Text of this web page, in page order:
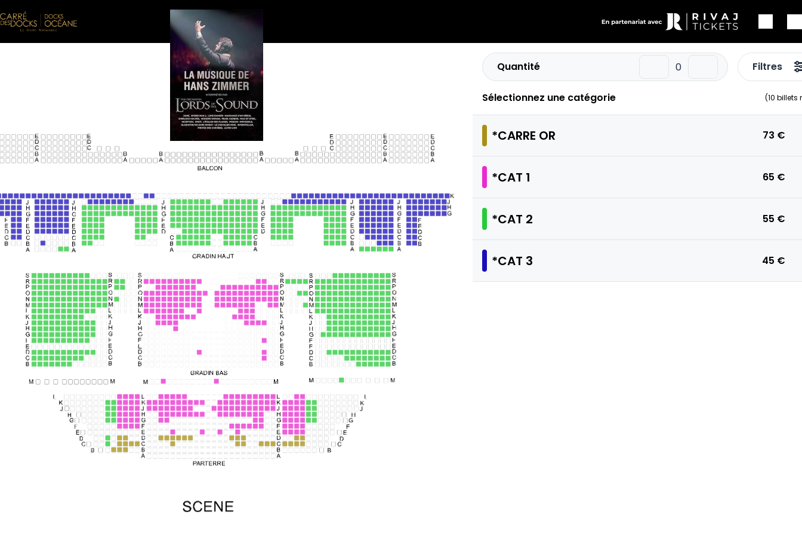
The Music of Hans Zimmer
08.11.2026 - 20:00
Quantité Filtres
Sélectionnez une catégorie (10 billets
*CARRE OR 73 €
*CAT 1 65 €
*CAT 2 55 €
*CAT 3 45 €